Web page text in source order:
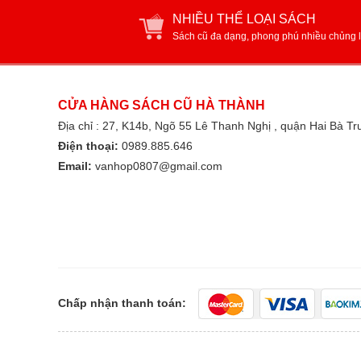
NHIỀU THỂ LOẠI SÁCH
Sách cũ đa dạng, phong phú nhiều chủng
CỬA HÀNG SÁCH CŨ HÀ THÀNH
Địa chỉ : 27, K14b, Ngõ 55 Lê Thanh Nghị , quận Hai Bà
Điện thoại: 0989.885.646
Email: vanhop0807@gmail.com
Chấp nhận thanh toán: